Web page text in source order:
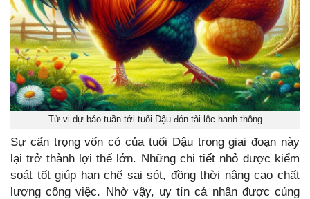
Tử vi dự báo tuần tới tuổi Dậu đón tài lộc hanh thông
Sự cẩn trọng vốn có của tuổi Dậu trong giai đoạn này
lại trở thành lợi thế lớn. Những chi tiết nhỏ được kiểm
soát tốt giúp hạn chế sai sót, đồng thời nâng cao chất
lượng công việc. Nhờ vậy, uy tín cá nhân được củng